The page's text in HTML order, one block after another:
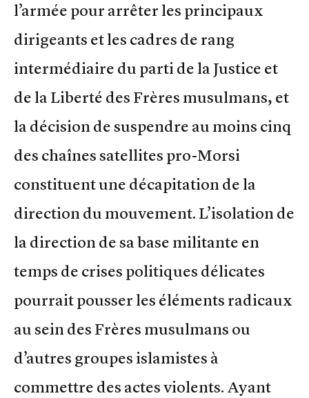
l’armée pour arrêter les principaux
dirigeants et les cadres de rang
intermédiaire du parti de la Justice et
de la Liberté des Frères musulmans, et
la décision de suspendre au moins cinq
des chaînes satellites pro-Morsi
constituent une décapitation de la
direction du mouvement. L’isolation de
la direction de sa base militante en
temps de crises politiques délicates
pourrait pousser les éléments radicaux
au sein des Frères musulmans ou
d’autres groupes islamistes à
commettre des actes violents. Ayant